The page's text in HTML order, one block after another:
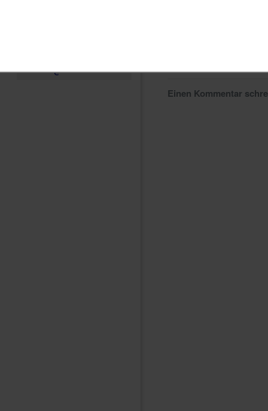
e
Einen Kommentar